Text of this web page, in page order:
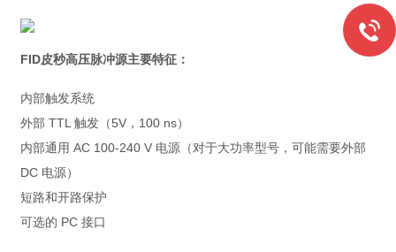
FID皮秒高压脉冲源主要特征：
内部触发系统
外部 TTL 触发（5V，100 ns）
内部通用 AC 100-240 V 电源（对于大功率型号，可能需要外部
DC 电源）
短路和开路保护
可选的 PC 接口